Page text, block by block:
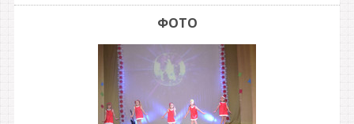
ФОТО